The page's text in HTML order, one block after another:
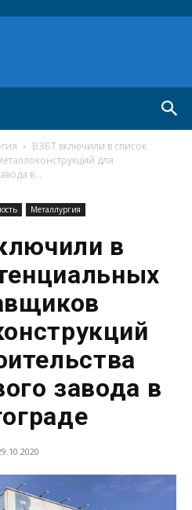
ВЗБТ включили в список
для
в...
Металлургия
в
завода в